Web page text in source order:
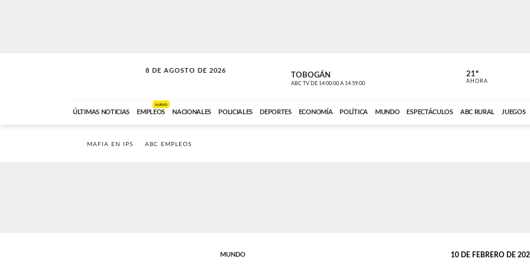
8 DE AGOSTO DE 2026
SOLO MÚSICA TOBOGÁN
ABC TV DE 14:00:00 A 14:59:00 ABC CARDINAL
21º
AHORA
ÚLTIMAS NOTICIAS EMPLEOS
NUEVO
NACIONALES POLICIALES DEPORTES ECONOMÍA POLÍTICA MUNDO ESPECTÁCULOS ABC RURAL JUEGOS
MAFIA EN IPS ABC EMPLEOS
MUNDO 10 DE FEBRERO DE